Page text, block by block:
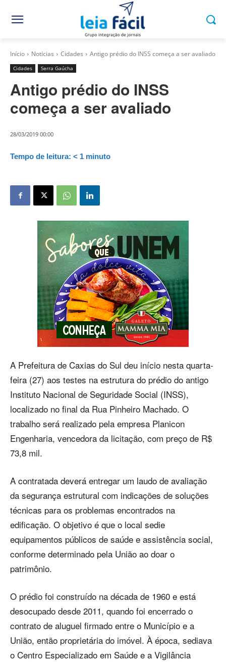
Início Notícias Cidades Antigo prédio do INSS começa a ser avaliado
Cidades Serra Gaúcha
Antigo prédio do INSS
começa a ser avaliado
28/03/2019 00:00
Tempo de leitura: < 1 minuto
A Prefeitura de Caxias do Sul deu início nesta quarta-
feira (27) aos testes na estrutura do prédio do antigo
Instituto Nacional de Seguridade Social (INSS),
localizado no final da Rua Pinheiro Machado. O
trabalho será realizado pela empresa Planicon
Engenharia, vencedora da licitação, com preço de R$
73,8 mil.
A contratada deverá entregar um laudo de avaliação
da segurança estrutural com indicações de soluções
técnicas para os problemas encontrados na
edificação. O objetivo é que o local sedie
equipamentos públicos de saúde e assistência social,
conforme determinado pela União ao doar o
patrimônio.
O prédio foi construído na década de 1960 e está
desocupado desde 2011, quando foi encerrado o
contrato de aluguel firmado entre o Município e a
União, então proprietária do imóvel. À época, sediava
o Centro Especializado em Saúde e a Vigilância